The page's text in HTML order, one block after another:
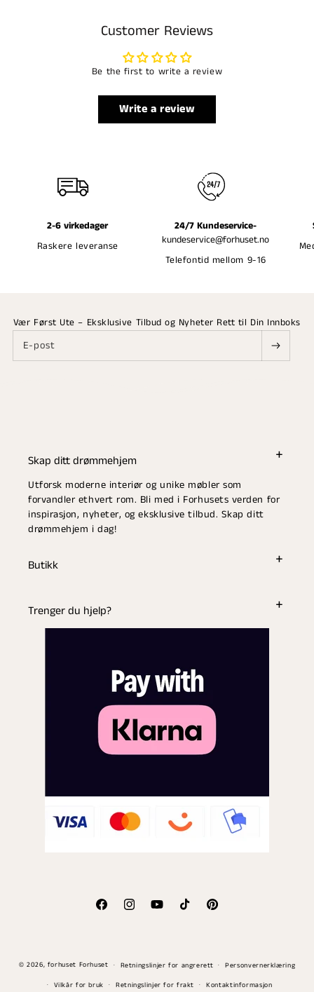
Customer Reviews
Be the first to write a review
Write a review
2-6 virkedager
Raskere leveranse
24/7 Kundeservice-
kundeservice@forhuset.no
Telefontid mellom 9-16
Vær Først Ute – Eksklusive Tilbud og Nyheter Rett til Din Innboks
E-post
Skap ditt drømmehjem
Utforsk moderne interiør og unike møbler som
forvandler ethvert rom. Bli med i Forhusets verden for
inspirasjon, nyheter, og eksklusive tilbud. Skap ditt
drømmehjem i dag!
Butikk
Trenger du hjelp?
FacebookInstagramYouTubeTikTok Pinterest
© 2026, forhuset Forhuset Retningslinjer for angrerett
Personvernerklæring
Vilkår for bruk
Retningslinjer for frakt Kontaktinformasjon